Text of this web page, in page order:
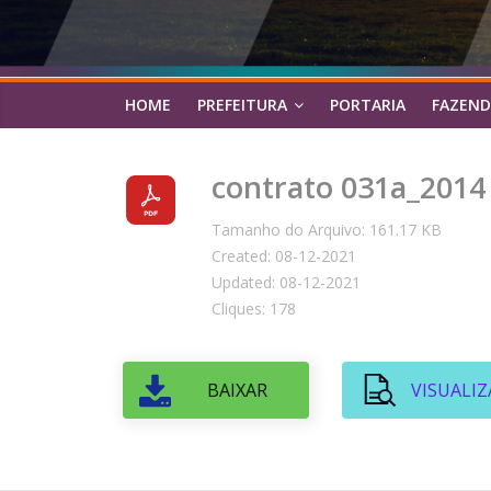
HOME PREFEITURA PORTARIA
contrato
Tamanho do Arquivo: 161.17 KB
Created: 08-12-2021
Updated: 08-12-2021
Cliques: 178
BAIXAR